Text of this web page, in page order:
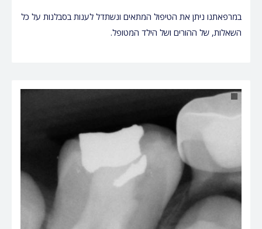
במרפאתנו ניתן את הטיפול המתאים ונשתדל לענות בסבלנות על כל
השאלות, של ההורים ושל הילד המטופל.